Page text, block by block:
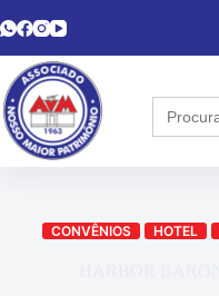
Search
for:
CONVÊNIOS HOTEL